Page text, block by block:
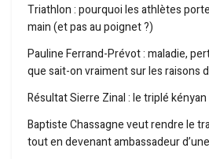
Triathlon : pourquoi les athlètes
main (et pas au poignet ?)
Pauline Ferrand-Prévot : maladie,
que sait-on vraiment sur les raisons
Résultat Sierre Zinal : le triplé
Baptiste Chassagne veut rendre le
tout en devenant ambassadeur